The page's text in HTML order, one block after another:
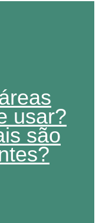
usar?
são